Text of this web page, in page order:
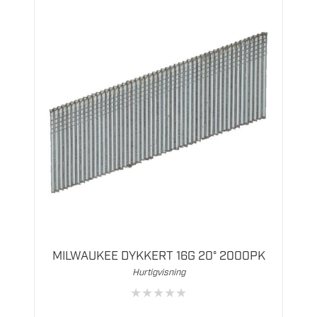
MILWAUKEE DYKKERT 16G 20° 2000PK
Hurtigvisning
★★★★★
Dette
flere